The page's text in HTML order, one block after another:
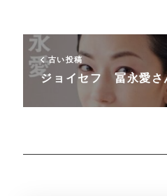
古い投稿
ジョイセフ 冨永愛さ